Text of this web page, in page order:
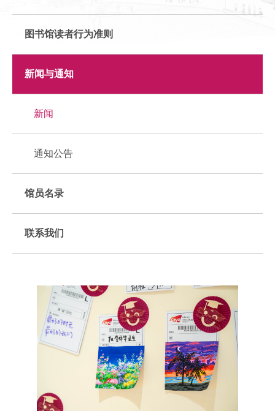
图书馆读者行为准则
新闻与通知
新闻
通知公告
馆员名录
联系我们